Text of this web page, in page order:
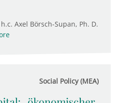
Axel Börsch-Supan, Ph. D.
Social Policy (MEA)